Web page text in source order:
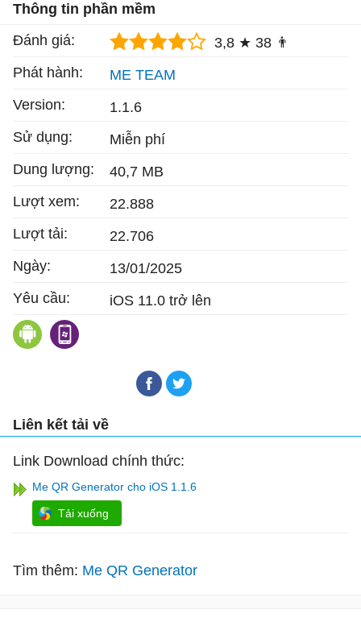
Thông tin phần mềm
Đánh giá:
3,8 ★ 38 👨
Phát hành:
ME TEAM
Version:
1.1.6
Sử dụng:
Miễn phí
Dung lượng:
40,7 MB
Lượt xem:
22.888
Lượt tải:
22.706
Ngày:
13/01/2025
Yêu cầu:
iOS 11.0 trở lên
Me QR Generator cho Android
Liên kết tải về
Link Download chính thức:
Me QR Generator cho iOS 1.1.6
Tải xuống
Tìm thêm: Me QR Generator